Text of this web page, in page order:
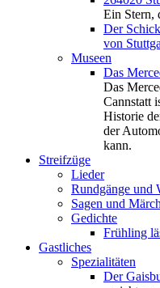
Ein Stern,
Der
von
Museen
Das
Das
Cannstatt
Historie
der
kann.
Streifzüge
Lieder
Rundgänge und
Sagen und
Gedichte
Frühling
Gastliches
Spezialitäten
Der